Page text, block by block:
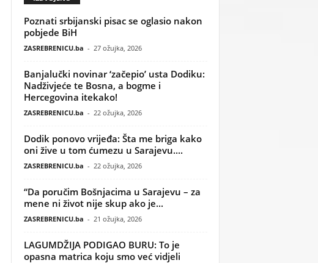
Poznati srbijanski pisac se oglasio nakon
pobjede BiH
ZASREBRENICU.ba - 27 ožujka, 2026
Banjalučki novinar ‘začepio’ usta Dodiku:
Nadživjeće te Bosna, a bogme i
Hercegovina itekako!
ZASREBRENICU.ba - 22 ožujka, 2026
Dodik ponovo vrijeđa: Šta me briga kako
oni žive u tom ćumezu u Sarajevu....
ZASREBRENICU.ba - 22 ožujka, 2026
“Da poručim Bošnjacima u Sarajevu – za
mene ni život nije skup ako je...
ZASREBRENICU.ba - 21 ožujka, 2026
LAGUMDŽIJA PODIGAO BURU: To je
opasna matrica koju smo već vidjeli